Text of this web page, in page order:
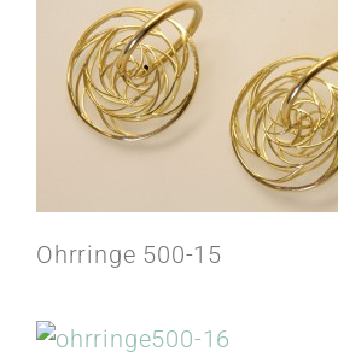
Ohrringe 500-15